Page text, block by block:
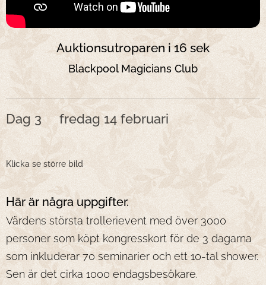
Auktionsutroparen i 16 sek
Blackpool Magicians Club
Dag 3 fredag 14 februari
Klicka se större bild
Här är några uppgifter.
Värdens största trollerievent med över 3000
personer som köpt kongresskort för de 3 dagarna
som inkluderar 70 seminarier och ett 10-tal shower.
Sen är det cirka 1000 endagsbesökare.